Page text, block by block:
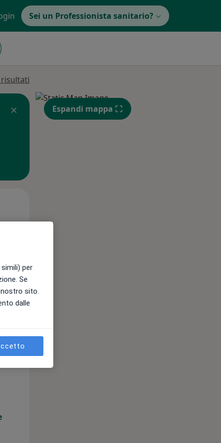
Sei un Professionista sanitario?
Mar,
Espandi mappa
per
Se
sito.
dalle